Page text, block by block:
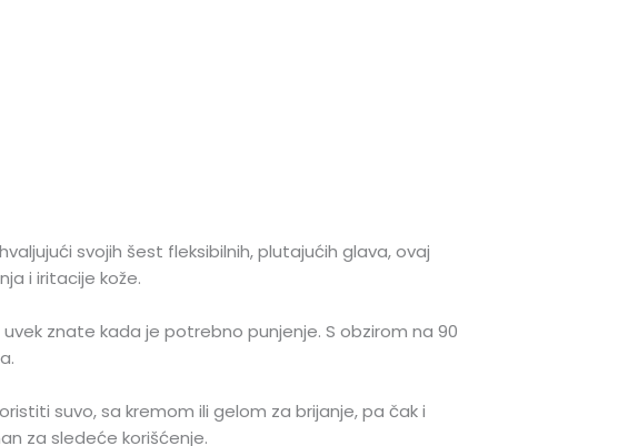
svojih šest fleksibilnih, plutajućih glava, ovaj
i iritacije kože.
znate kada je potrebno punjenje. S obzirom na 90
suvo, sa kremom ili gelom za brijanje, pa čak i
za sledeće korišćenje.